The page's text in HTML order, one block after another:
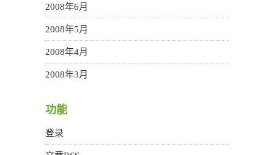
2008年6月
2008年5月
2008年4月
2008年3月
功能
登录